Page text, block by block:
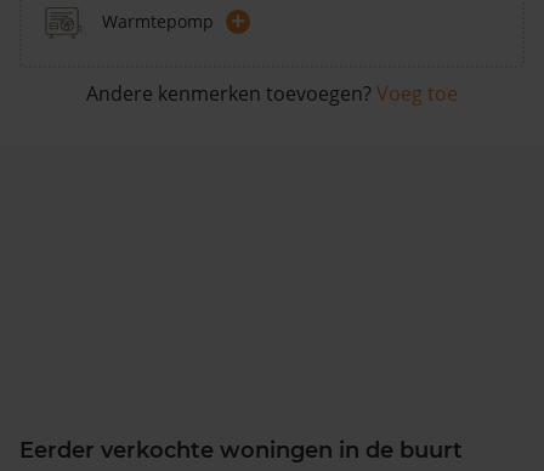
Warmtepomp +
Andere kenmerken toevoegen? Voeg toe
Eerder verkochte woningen in de buurt